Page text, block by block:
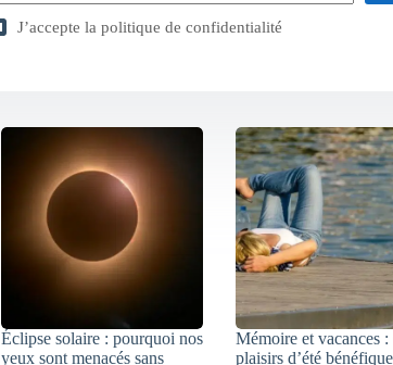
J’accepte la politique de confidentialité
Éclipse solaire : pourquoi nos
yeux sont menacés sans
Mémoire et vacances :
plaisirs d’été